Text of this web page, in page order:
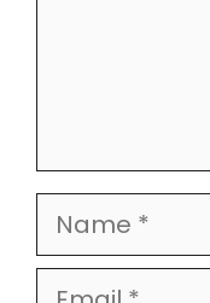
Name
Email